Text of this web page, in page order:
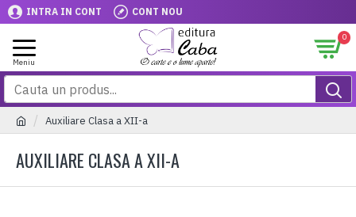
INTRA IN CONT CONT NOU
0
Auxiliare Clasa a XII-a
AUXILIARE CLASA A XII-A